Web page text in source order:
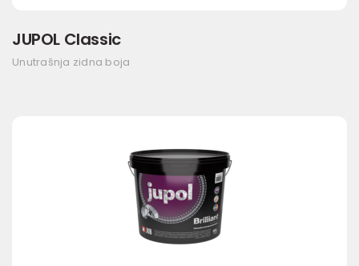
JUPOL Classic
Unutrašnja zidna boja